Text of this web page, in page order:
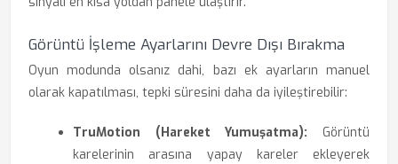
Görüntü İşleme Ayarlarını Devre Dışı Bırakma
Oyun modunda olsanız dahi, bazı ek ayarların manuel
olarak kapatılması, tepki süresini daha da iyileştirebilir:
TruMotion (Hareket Yumuşatma): Görüntü
karelerinin arasına yapay kareler ekleyerek